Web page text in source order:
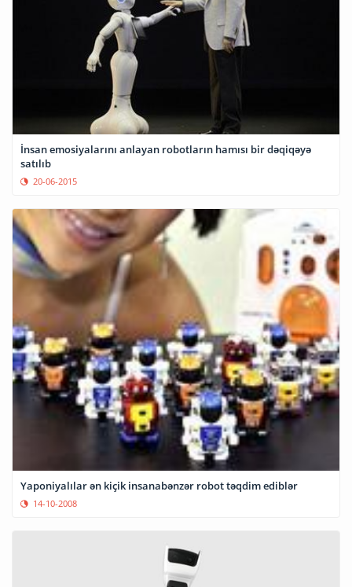
İnsan emosiyalarını anlayan robotların hamısı bir dəqiqəyə
satılıb
20-06-2015
Yaponiyalılar ən kiçik insanabənzər robot təqdim ediblər
14-10-2008